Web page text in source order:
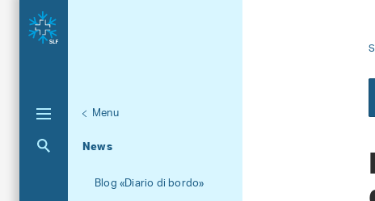
Menu
News
Aktuelle Navigation
Blog «Diario di bordo»